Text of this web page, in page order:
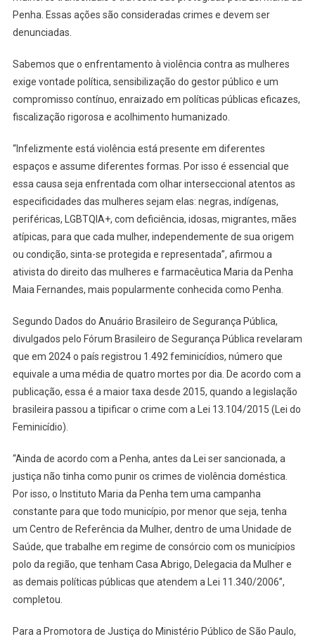
Penha. Essas ações são consideradas crimes e devem ser
denunciadas.
Sabemos que o enfrentamento à violência contra as mulheres
exige vontade política, sensibilização do gestor público e um
compromisso contínuo, enraizado em políticas públicas eficazes,
fiscalização rigorosa e acolhimento humanizado.
“Infelizmente está violência está presente em diferentes
espaços e assume diferentes formas. Por isso é essencial que
essa causa seja enfrentada com olhar interseccional atentos as
especificidades das mulheres sejam elas: negras, indígenas,
periféricas, LGBTQIA+, com deficiência, idosas, migrantes, mães
atípicas, para que cada mulher, independemente de sua origem
ou condição, sinta-se protegida e representada”, afirmou a
ativista do direito das mulheres e farmacêutica Maria da Penha
Maia Fernandes, mais popularmente conhecida como Penha.
Segundo Dados do Anuário Brasileiro de Segurança Pública,
divulgados pelo Fórum Brasileiro de Segurança Pública revelaram
que em 2024 o país registrou 1.492 feminicídios, número que
equivale a uma média de quatro mortes por dia. De acordo com a
publicação, essa é a maior taxa desde 2015, quando a legislação
brasileira passou a tipificar o crime com a Lei 13.104/2015 (Lei do
Feminicídio).
“Ainda de acordo com a Penha, antes da Lei ser sancionada, a
justiça não tinha como punir os crimes de violência doméstica.
Por isso, o Instituto Maria da Penha tem uma campanha
constante para que todo município, por menor que seja, tenha
um Centro de Referência da Mulher, dentro de uma Unidade de
Saúde, que trabalhe em regime de consórcio com os municípios
polo da região, que tenham Casa Abrigo, Delegacia da Mulher e
as demais políticas públicas que atendem a Lei 11.340/2006”,
completou.
Para a Promotora de Justiça do Ministério Público de São Paulo,